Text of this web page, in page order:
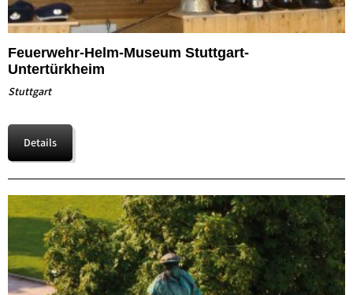
Feuerwehr-Helm-Museum Stuttgart-
Untertürkheim
Stuttgart
Details